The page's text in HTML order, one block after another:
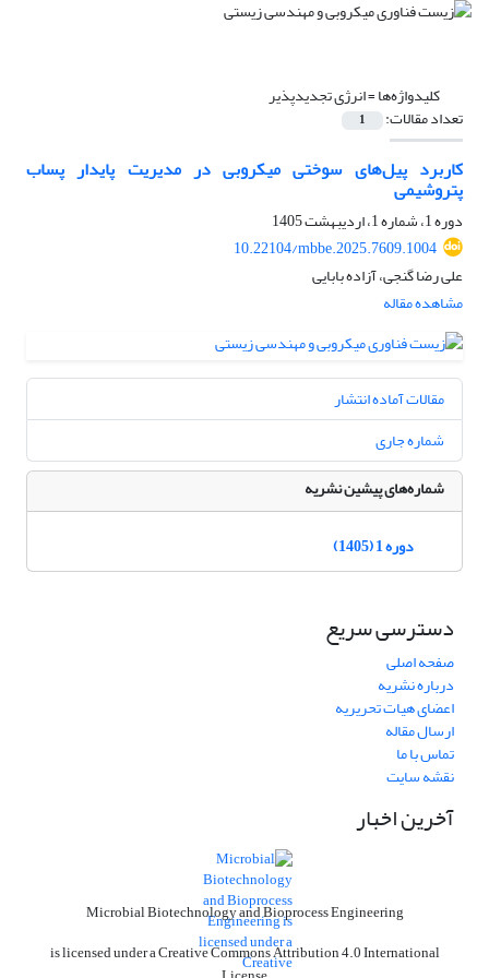
کلیدواژه‌ها =انرژی تجدیدپذیر
تعداد مقالات: 1
کاربرد پیل‌های سوختی میکروبی در مدیریت پایدار پساب
پتروشیمی
دوره 1، شماره 1، اردیبهشت 1405
10.22104/mbbe.2025.7609.1004
علی رضا گنجی، آزاده بابایی
مشاهده مقاله
مقالات آماده انتشار
شماره جاری
شماره‌های پیشین نشریه
دوره 1 (1405)
دسترسی سریع
صفحه اصلی
درباره نشریه
اعضای هیات تحریریه
ارسال مقاله
تماس با ما
نقشه سایت
آخرین اخبار
Microbial Biotechnology and Bioprocess Engineering
is licensed under a Creative Commons Attribution 4.0 International